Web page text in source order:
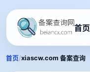
首页
首页/xiascw.com 备案查询